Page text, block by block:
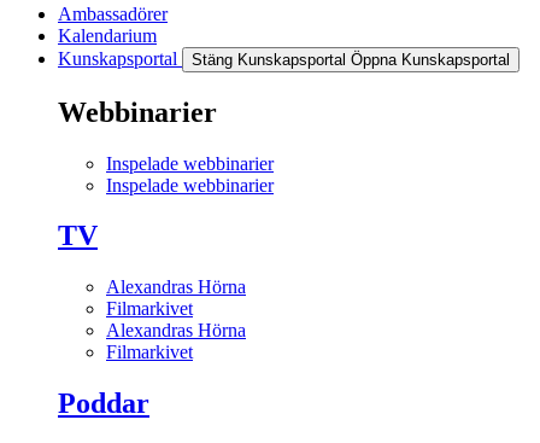
Ambassadörer
Kalendarium
Kunskapsportal
Stäng Kunskapsportal Öppna Kunskapsportal
Webbinarier
Inspelade webbinarier
Inspelade webbinarier
TV
Alexandras Hörna
Filmarkivet
Alexandras Hörna
Filmarkivet
Poddar